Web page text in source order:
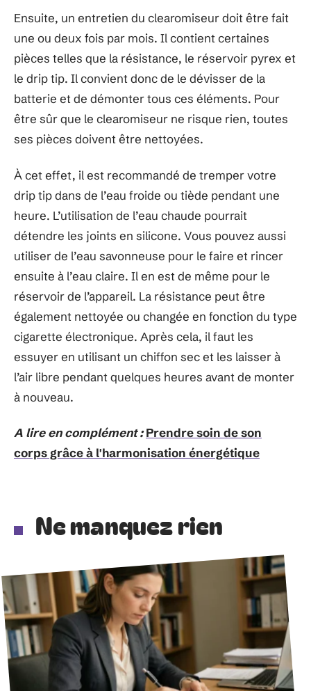
Ensuite, un entretien du clearomiseur doit être fait
une ou deux fois par mois. Il contient certaines
pièces telles que la résistance, le réservoir pyrex et
le drip tip. Il convient donc de le dévisser de la
batterie et de démonter tous ces éléments. Pour
être sûr que le clearomiseur ne risque rien, toutes
ses pièces doivent être nettoyées.
À cet effet, il est recommandé de tremper votre
drip tip dans de l’eau froide ou tiède pendant une
heure. L’utilisation de l’eau chaude pourrait
détendre les joints en silicone. Vous pouvez aussi
utiliser de l’eau savonneuse pour le faire et rincer
ensuite à l’eau claire. Il en est de même pour le
réservoir de l’appareil. La résistance peut être
également nettoyée ou changée en fonction du type
cigarette électronique. Après cela, il faut les
essuyer en utilisant un chiffon sec et les laisser à
l’air libre pendant quelques heures avant de monter
à nouveau.
A lire en complément : Prendre soin de son
corps grâce à l'harmonisation énergétique
Ne manquez rien